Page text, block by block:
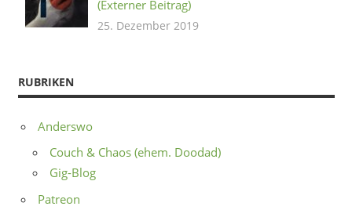
(Externer Beitrag)
25. Dezember 2019
RUBRIKEN
Anderswo
Couch & Chaos (ehem. Doodad)
Gig-Blog
Patreon